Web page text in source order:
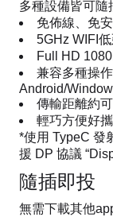
多種設備皆可隨
免佈線、免
5GHz WIFI
Full HD
兼容多種操作
Android/
傳輸距離約
輕巧方便好
*使用 TypeC 發
援 DP 協議
隨插即投
無需下載其他